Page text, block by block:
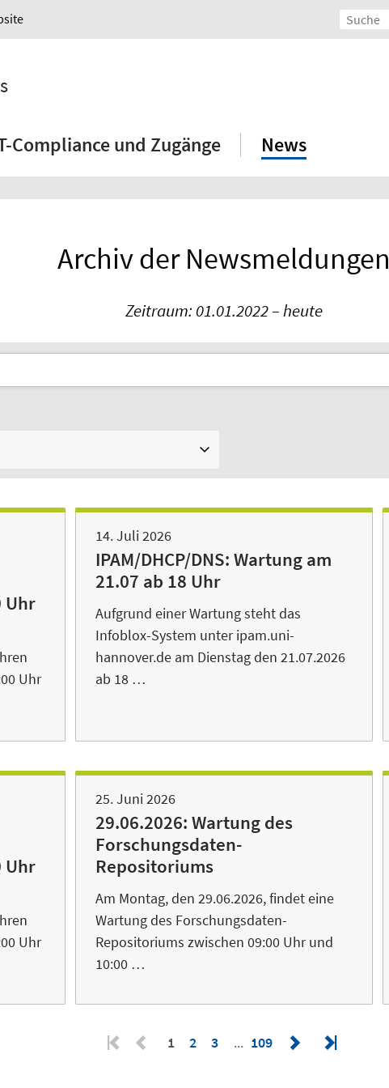
Compliance und Zugänge News
Archiv der Newsmeldungen
Zeitraum: 01.01.2022 – heute
Uhr
Uhr
14. Juli 2026
IPAM/DHCP/DNS: Wartung am
21.07 ab 18 Uhr
Aufgrund einer Wartung steht das
Infoblox-System unter ipam.uni-
hannover.de am Dienstag den 21.07.2026
ab 18 …
Uhr
Uhr
25. Juni 2026
29.06.2026: Wartung des
Forschungsdaten-
Repositoriums
Am Montag, den 29.06.2026, findet eine
Wartung des Forschungsdaten-
Repositoriums zwischen 09:00 Uhr und
10:00 …
1 2 3 109